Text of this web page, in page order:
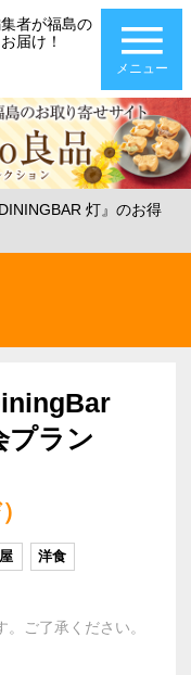
者が福島の
届け！
メニュー
灯』のお得
プラン
洋食
ご了承ください。